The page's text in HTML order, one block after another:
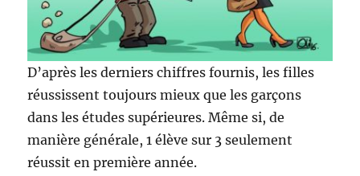
D’après les derniers chiffres fournis, les filles
réussissent toujours mieux que les garçons
dans les études supérieures. Même si, de
manière générale, 1 élève sur 3 seulement
réussit en première année.